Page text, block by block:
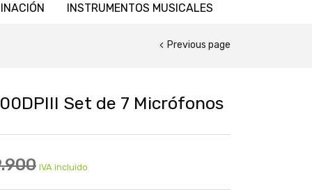
INSTRUMENTOS MUSICALES
Previous page
Set de 7 Micrófonos
IVA incluido